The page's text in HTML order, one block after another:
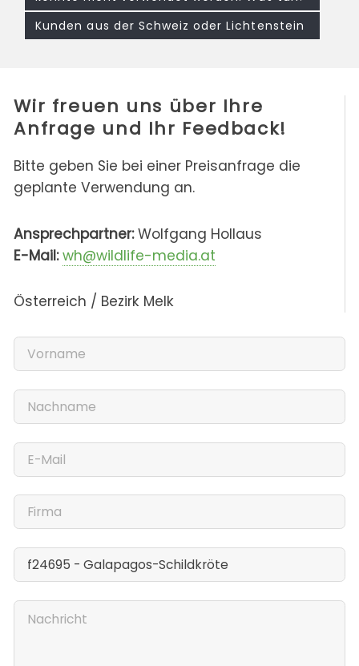
Kunden aus der Schweiz oder Lichtenstein
Wir freuen uns über Ihre
Anfrage und Ihr Feedback!
Bitte geben Sie bei einer Preisanfrage die
geplante Verwendung an.
Ansprechpartner:Wolfgang Hollaus
E-Mail: wh@wildlife-media.at
Österreich / Bezirk Melk